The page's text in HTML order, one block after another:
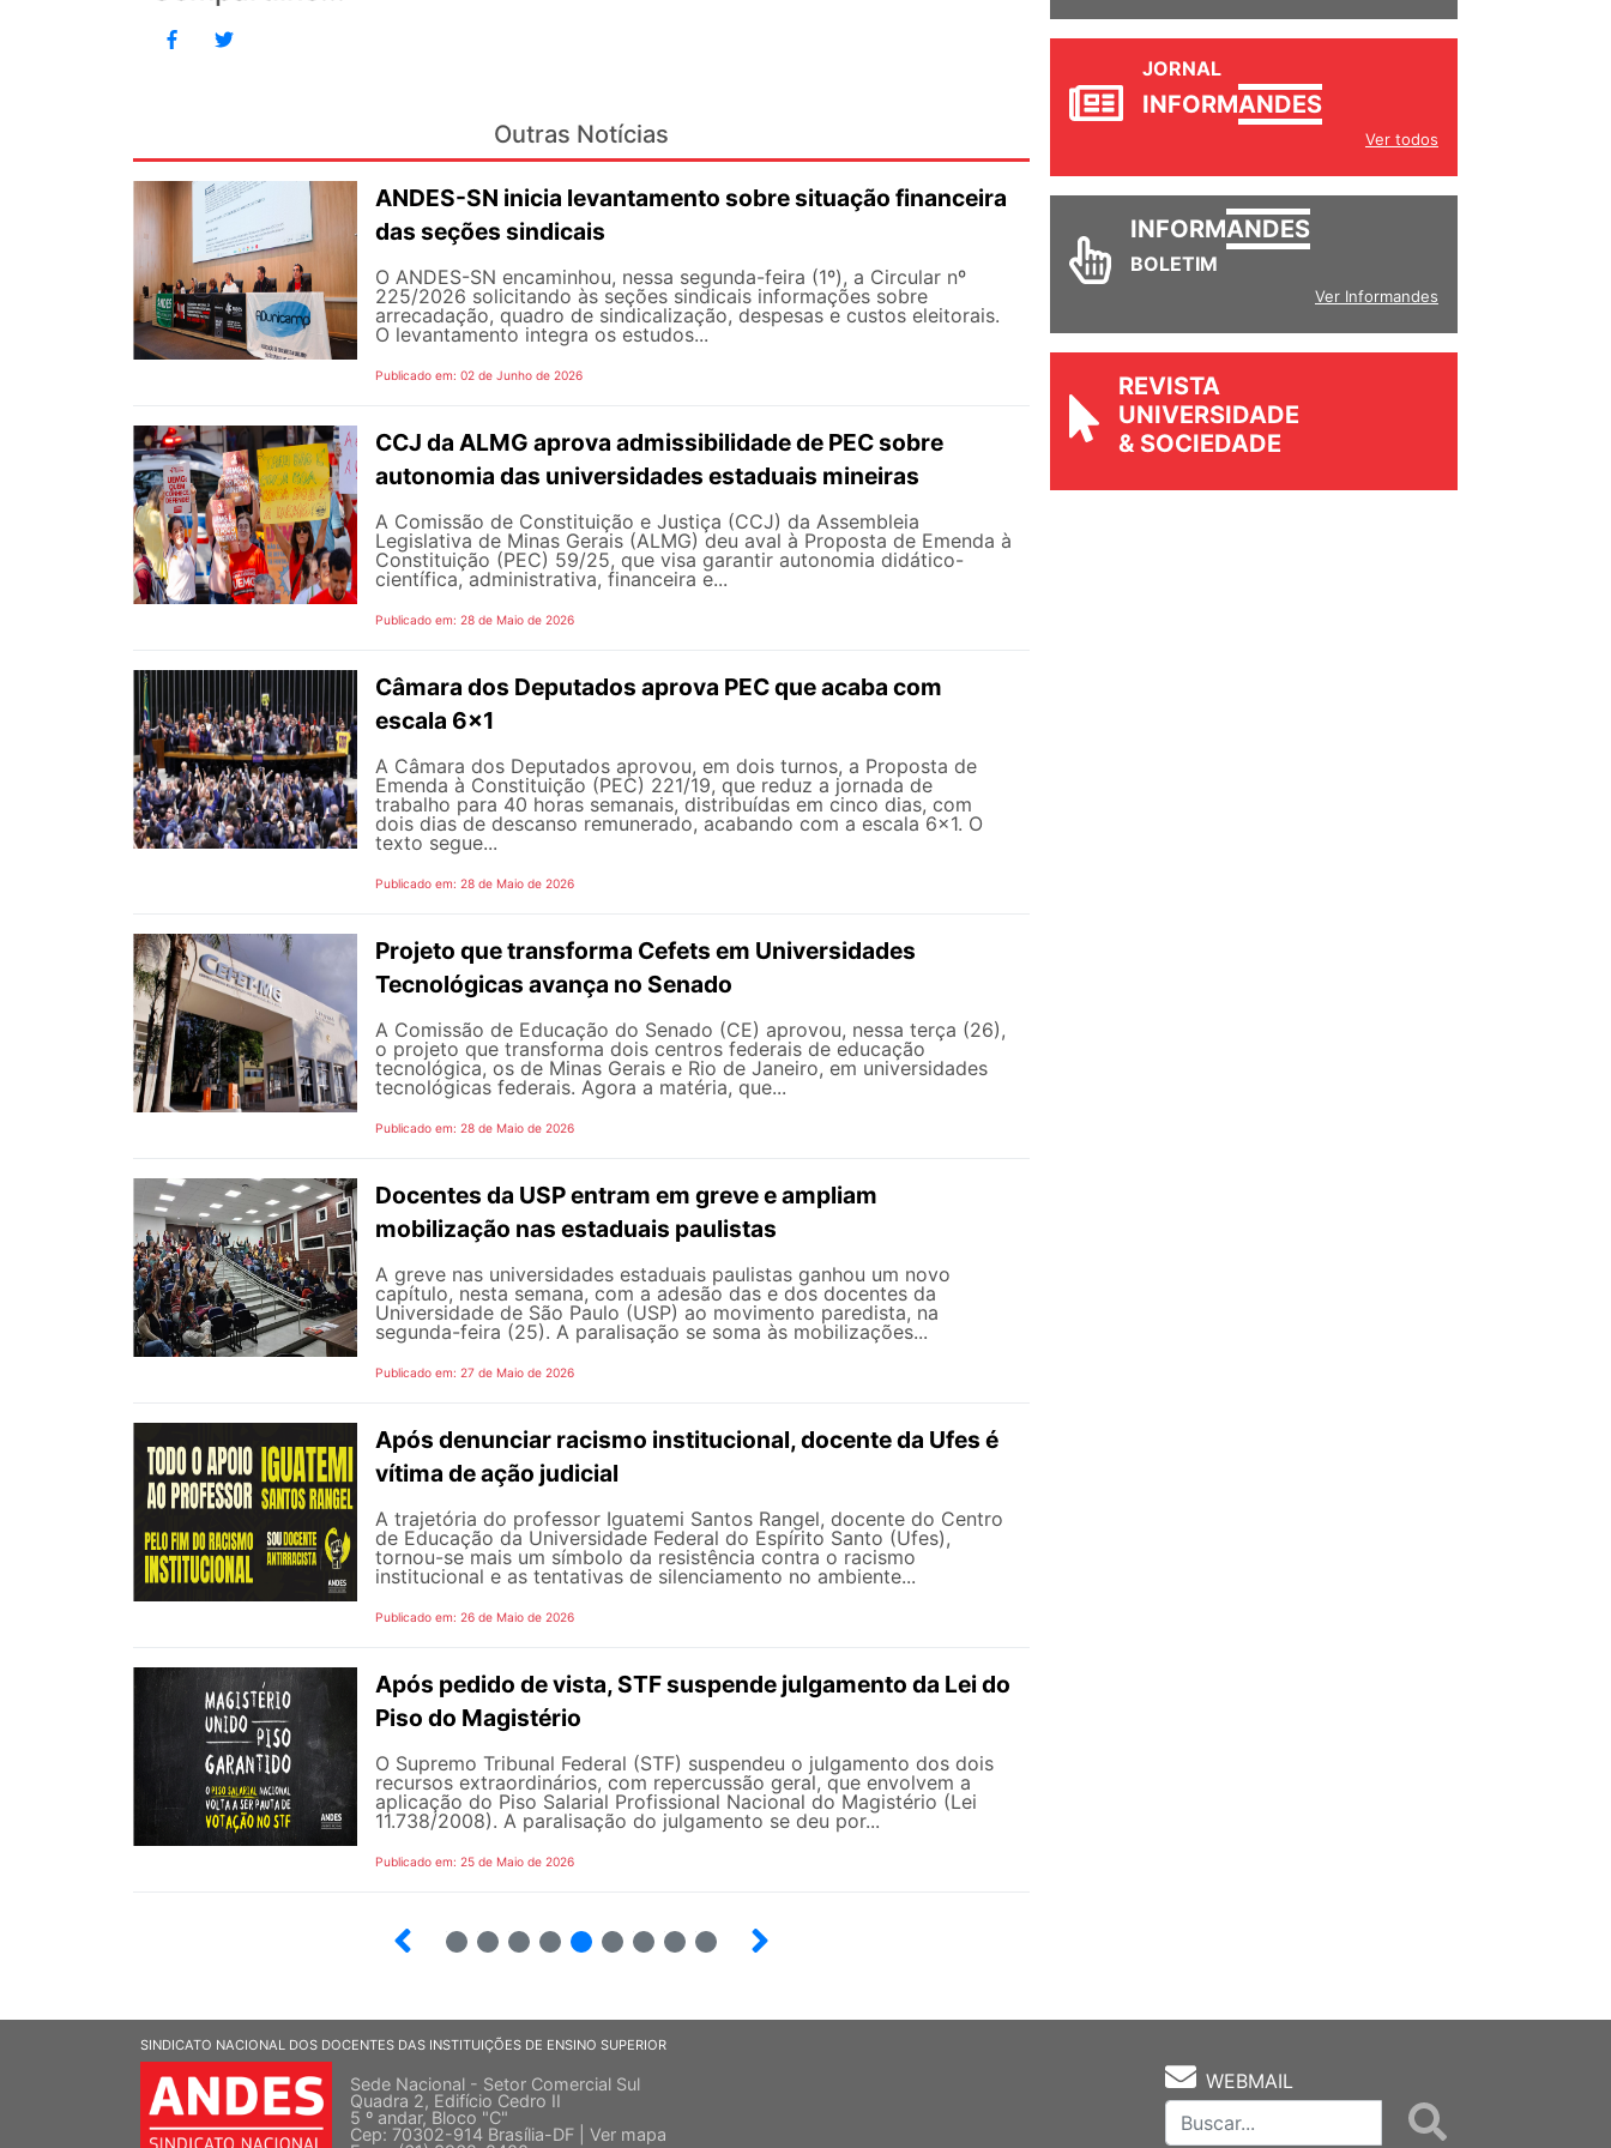
Outras Notícias
ANDES-SN inicia levantamento sobre situação financeira
das seções sindicais
O ANDES-SN encaminhou, nessa segunda-feira (1º), a Circular nº
225/2026 solicitando às seções sindicais informações sobre
arrecadação, quadro de sindicalização, despesas e custos eleitorais.
O levantamento integra os estudos...
Publicado em: 02 de Junho de 2026
CCJ da ALMG aprova admissibilidade de PEC sobre
autonomia das universidades estaduais mineiras
A Comissão de Constituição e Justiça (CCJ) da Assembleia
Legislativa de Minas Gerais (ALMG) deu aval à Proposta de Emenda à
Constituição (PEC) 59/25, que visa garantir autonomia didático-
científica, administrativa, financeira e...
Publicado em: 28 de Maio de 2026
Câmara dos Deputados aprova PEC que acaba com
escala 6x1
A Câmara dos Deputados aprovou, em dois turnos, a Proposta de
Emenda à Constituição (PEC) 221/19, que reduz a jornada de
trabalho para 40 horas semanais, distribuídas em cinco dias, com
dois dias de descanso remunerado, acabando com a escala 6x1. O
texto segue...
Publicado em: 28 de Maio de 2026
Projeto que transforma Cefets em Universidades
Tecnológicas avança no Senado
A Comissão de Educação do Senado (CE) aprovou, nessa terça (26),
o projeto que transforma dois centros federais de educação
tecnológica, os de Minas Gerais e Rio de Janeiro, em universidades
tecnológicas federais. Agora a matéria, que...
Publicado em: 28 de Maio de 2026
Docentes da USP entram em greve e ampliam
mobilização nas estaduais paulistas
A greve nas universidades estaduais paulistas ganhou um novo
capítulo, nesta semana, com a adesão das e dos docentes da
Universidade de São Paulo (USP) ao movimento paredista, na
segunda-feira (25). A paralisação se soma às mobilizações...
Publicado em: 27 de Maio de 2026
Após denunciar racismo institucional, docente da Ufes é
vítima de ação judicial
A trajetória do professor Iguatemi Santos Rangel, docente do Centro
de Educação da Universidade Federal do Espírito Santo (Ufes),
tornou-se mais um símbolo da resistência contra o racismo
institucional e as tentativas de silenciamento no ambiente...
Publicado em: 26 de Maio de 2026
Após pedido de vista, STF suspende julgamento da Lei do
Piso do Magistério
O Supremo Tribunal Federal (STF) suspendeu o julgamento dos dois
recursos extraordinários, com repercussão geral, que envolvem a
aplicação do Piso Salarial Profissional Nacional do Magistério (Lei
11.738/2008). A paralisação do julgamento se deu por...
Publicado em: 25 de Maio de 2026
INFORM
INFORMANDES
BOLETIM
REVISTA
UNIVERSIDADE
& SOCIEDADE
SINDICATO NACIONAL DOS DOCENTES DAS INSTITUIÇÕES DE ENSINO SUPERIOR
Sede Nacional - Setor Comercial Sul
Quadra 2, Edifício Cedro II
5 º andar, Bloco "C"
Cep: 70302-914 Brasília-DF | Ver mapa
WEBMAIL